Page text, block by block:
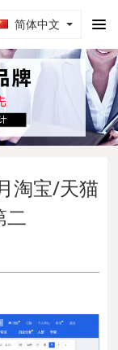
简体中文
淘宝/天猫
二